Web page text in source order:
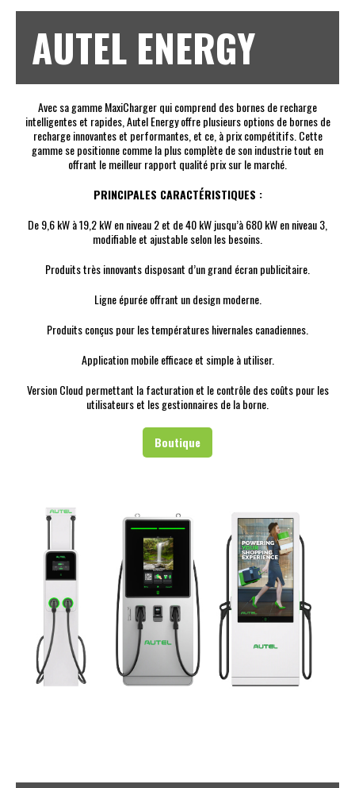
AUTEL ENERGY
Avec sa gamme MaxiCharger qui comprend des bornes de recharge
intelligentes et rapides, Autel Energy offre plusieurs options de bornes de
recharge innovantes et performantes, et ce, à prix compétitifs. Cette
gamme se positionne comme la plus complète de son industrie tout en
offrant le meilleur rapport qualité prix sur le marché.
PRINCIPALES CARACTÉRISTIQUES :
De 9,6 kW à 19,2 kW en niveau 2 et de 40 kW jusqu’à 680 kW en niveau 3,
modifiable et ajustable selon les besoins.
Produits très innovants disposant d’un grand écran publicitaire.
Ligne épurée offrant un design moderne.
Produits conçus pour les températures hivernales canadiennes.
Application mobile efficace et simple à utiliser.
Version Cloud permettant la facturation et le contrôle des coûts pour les
utilisateurs et les gestionnaires de la borne.
Boutique